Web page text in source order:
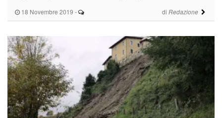
18 Novembre 2019 - di Redazione